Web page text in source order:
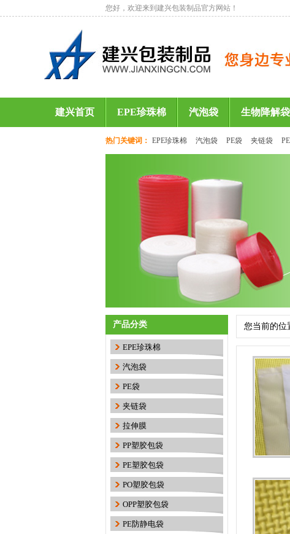
您好，欢迎来到建兴包装制品官方网站！
建兴首页 EPE珍珠棉 汽泡袋 生物降解袋
热门关键词： EPE珍珠棉 汽泡袋 PE袋 夹链袋
产品分类
EPE珍珠棉
汽泡袋
PE袋
夹链袋
拉伸膜
PP塑胶包袋
PE塑胶包袋
PO塑胶包袋
OPP塑胶包袋
PE防静电袋
保护膜撕膜留胶、掉胶、腐蚀
您当前的位